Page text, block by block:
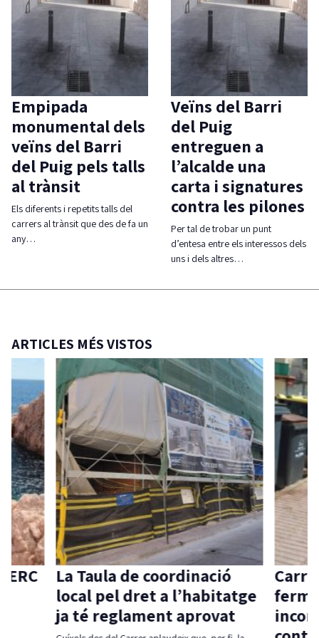
Empipada
monumental dels
veïns del Barri
del Puig pels talls
al trànsit
Els diferents i repetits talls del
carrers al trànsit que des de fa un
any…
Veïns del Barri
del Puig
entreguen a
l’alcalde una
carta i signatures
contra les pilones
Per tal de trobar un punt
d’entesa entre els interessos dels
uns i dels altres…
ARTICLES MÉS VISTOS
La Taula de coordinació
local pel dret a l’habitatge
ja té reglament aprovat